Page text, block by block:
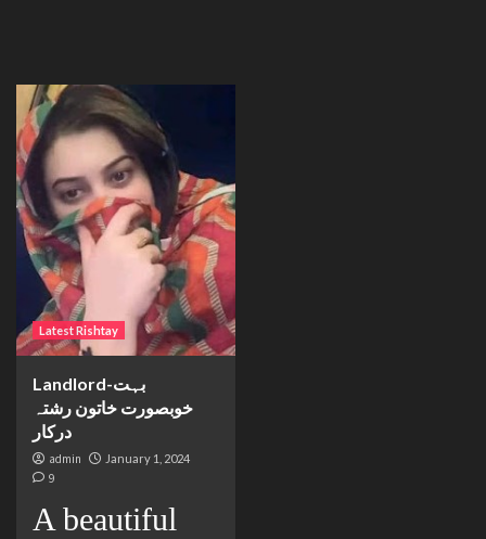
Latest Rishtay
Landlord-بہت
خوبصورت خاتون رشتہ
درکار
admin January 1, 2024
9
A beautiful